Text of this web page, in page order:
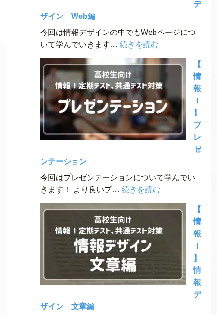
ル
は
デ
ザイン Web編
今回は情報デザインの中でもWebページにつ
いて学んでいきます… 続きを読む
Ⅰ】
情
報
デ
ザ
イ
編
【
情
報
】
プ
レ
ゼ
ンテーション
今回はプレゼンテーションについて学んでい
きます！ より良いプ… 続きを読む
Ⅰ】
テ
【
情
報
】
情
報
デ
ザイン 文章編